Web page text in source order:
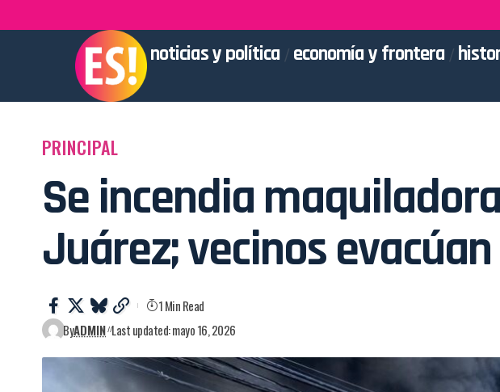
noticias y política economía y frontera
PRINCIPAL
Se incendia
Juárez; vecinos
ByADMIN Last updated: mayo 16, 2026
1 Min Read